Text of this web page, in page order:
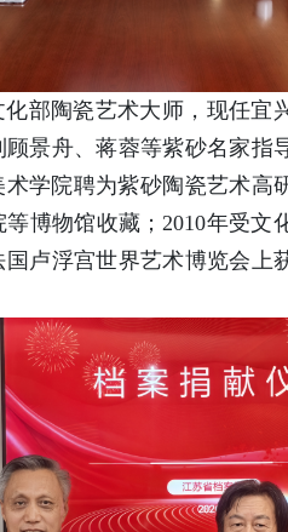
部陶瓷艺术大师，现任
景舟、蒋蓉等紫砂名家指
学院聘为紫砂陶瓷艺术
博物馆收藏；2010年受
卢浮宫世界艺术博览会上